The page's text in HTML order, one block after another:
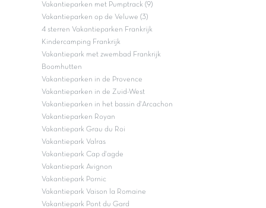
Vakantieparken met Pumptrack (9)
Vakantieparken op de Veluwe (3)
4 sterren Vakantieparken Frankrijk
Kindercamping Frankrijk
Vakantiepark met zwembad Frankrijk
Boomhutten
Vakantieparken in de Provence
Vakantieparken in de Zuid-West
Vakantieparken in het bassin d'Arcachon
Vakantieparken Royan
Vakantiepark Grau du Roi
Vakantiepark Valras
Vakantiepark Cap d'agde
Vakantiepark Avignon
Vakantiepark Pornic
Vakantiepark Vaison la Romaine
Vakantiepark Pont du Gard